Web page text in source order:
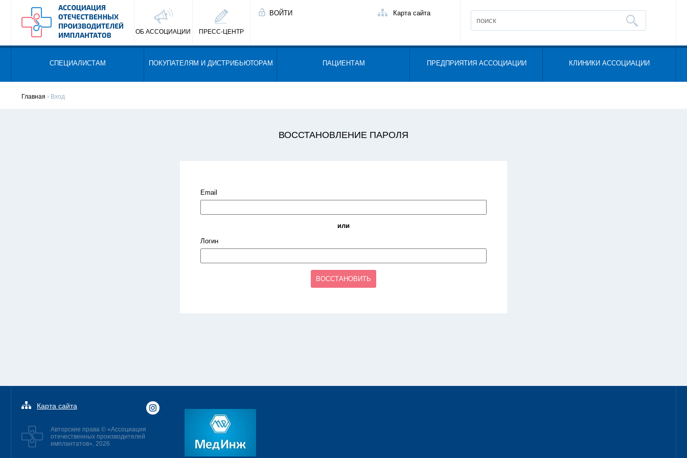
ОБ АССОЦИАЦИИ ПРЕСС-ЦЕНТР
ВОЙТИ Карта сайта
СПЕЦИАЛИСТАМ ПОКУПАТЕЛЯМ И ДИСТРИБЬЮТОРАМ ПАЦИЕНТАМ ПРЕДПРИЯТИЯ АССОЦИАЦИИ КЛИНИКИ АССОЦИАЦИИ
Главная › Вход
ВОССТАНОВЛЕНИЕ ПАРОЛЯ
Email
или
Логин
ВОССТАНОВИТЬ
Карта сайта
Авторские права © «Ассоциация
отечественных производителей
имплантатов», 2026